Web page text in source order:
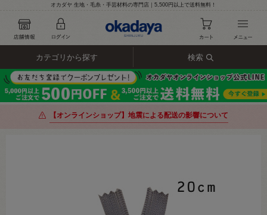
オカダヤ 生地・毛糸・手芸材料の専門店｜5,500円以上で送料無料！
カテゴリから探す 検索
【オンラインショップ】地震による配送の影響について